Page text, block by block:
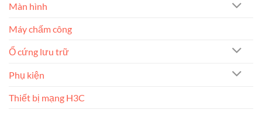
Màn hình
Máy chấm công
Ổ cứng lưu trữ
Phụ kiện
Thiết bị mạng H3C